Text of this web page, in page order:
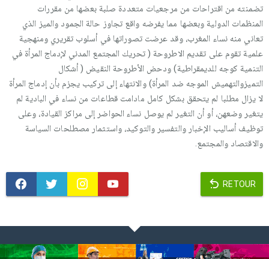
تضمنته من اقتراحات من مرجعيات متعددة صلبة بعضها من مقررات
المنظمات الدولية وبعضها مما يفرضه واقع تجاوز حالة الجمود والميز الذي
تعاني منه نساء المغرب، وقد عرضت تصوراتها في أسلوب تقريري ومنهجية
علمية تقوم على تقديم الاطروحة ( تحريك المجتمع المدني لإدماج المرأة في
التنمية كوجه للديمقراطية) ودحض الأطروحة النقيض ( أشكال
التميزوالتهميش الموجه ضد المرأة) والانتهاء إلى تركيب يجزم بأن إدماج المرأة
لا يزال مطلبا لم يتحقق بشكل كامل مادامت قطاعات من نساء في البادية لم
يتغير وضعهن، أو أن التغير لم يوصل نساء الحواضر إلى مراكز القيادة، وعلى
توظيف أساليب الإخبار والتفسير والتوكيد، واستثمار مصطلحات السياسة
والاقتصاد والمجتمع.
RETOUR